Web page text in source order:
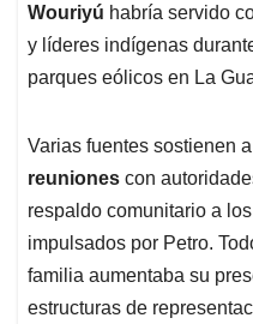
Wouriyú habría servido
y líderes indígenas
parques eólicos en La
Varias fuentes sostienen
reuniones con
respaldo comunitario a
impulsados por Petro.
familia aumentaba su
estructuras de